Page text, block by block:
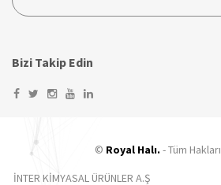
Bizi Takip Edin
© Royal Halı. - Tüm
İNTER KİMYASAL ÜRÜNLER A.Ş